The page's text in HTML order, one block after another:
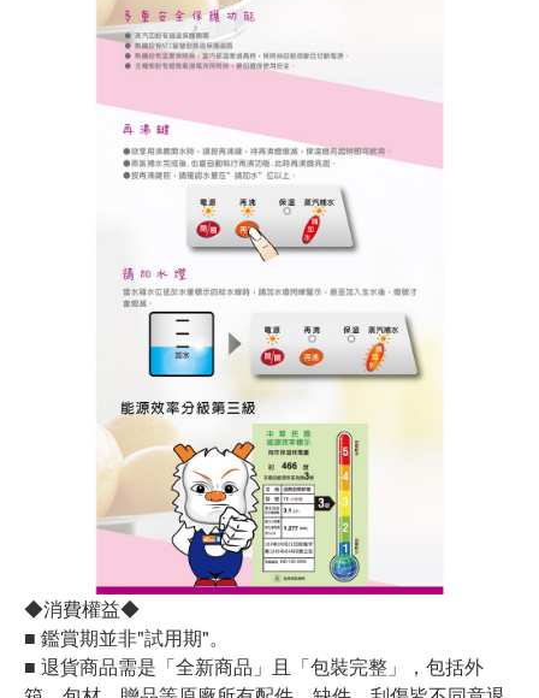
◆消費權益◆
■ 鑑賞期並非"試用期"。
■ 退貨商品需是「全新商品」且「包裝完整」，包括外